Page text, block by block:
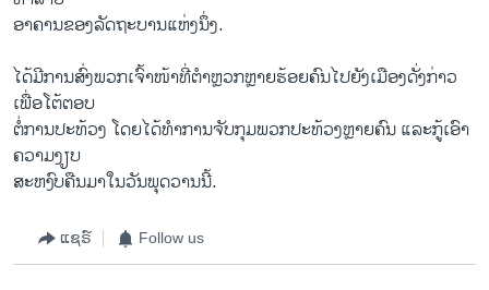
ອາຄານ​ຂອງ​ລັດຖະບານ​ແຫ່ງ​ນຶ່ງ.
​ໄດ້​ມີ​ການ​ສົ່ງ​ພວກ​ເຈົ້າ​ໜ້າ​ທີ່​ຕຳຫຼວກຫຼາຍ​ຮ້ອຍ​ຄົນ​ໄປ​ຍັງ​ເມືອງ​ດັ່ງ​ກ່າວ ​
ເພື່ອໂຕ້ຕອບ
​ຕໍ່ການ​ປະ​ທ້ວງ ​ໂດຍ​ໄດ້​ທຳ​ການ​ຈັບ​ກຸມ​ພວກ​ປະ​ທ້ວງ​ຫຼາຍ​ຄົນ ​ແລະກູ້​ເອົາ​
ຄວາມ​ງຽບ​
ສະຫງົບ​ຄືນ​ມາ​ໃນ​ວັນ​ພຸດ​ວານ​ນີ້.
ແຊຣ໌ Follow us